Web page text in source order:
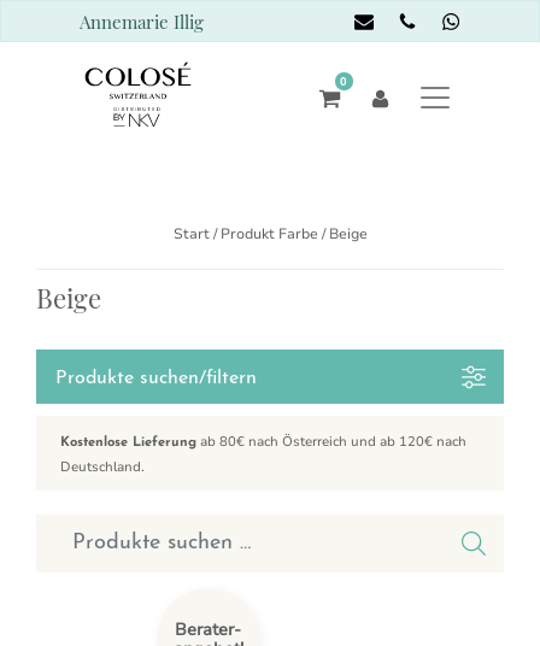
Annemarie Illig
0
Start/ Produkt Farbe / Beige
Beige
Produkte suchen/filtern
Kostenlose Lieferung ab 80€ nach Österreich und ab 120€ nach
Deutschland.
Suchen nach:
Berater-